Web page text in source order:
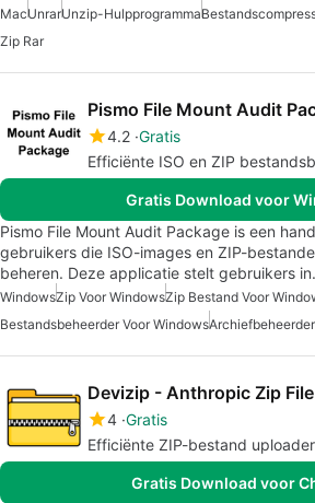
MacUnrarUnzip-Hulpprogramma
Zip Rar
Pismo File Mount Audit
4.2 Gratis
Efficiënte ISO en ZIP
Gratis Download voor
Pismo File Mount Audit Package is een
gebruikers die ISO-images en ZIP-
beheren. Deze applicatie stelt gebruikers
WindowsZip Voor WindowsZip Bestand Voor
Bestandsbeheerder Voor WindowsArchiefbeheerder
4 Gratis
Efficiënte ZIP-bestand
Gratis Download voor